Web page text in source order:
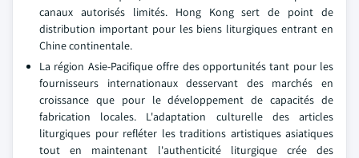
canaux autorisés limités. Hong Kong sert de point de
distribution important pour les biens liturgiques entrant en
Chine continentale.
La région Asie-Pacifique offre des opportunités tant pour les
fournisseurs internationaux desservant des marchés en
croissance que pour le développement de capacités de
fabrication locales. L'adaptation culturelle des articles
liturgiques pour refléter les traditions artistiques asiatiques
tout en maintenant l'authenticité liturgique crée des